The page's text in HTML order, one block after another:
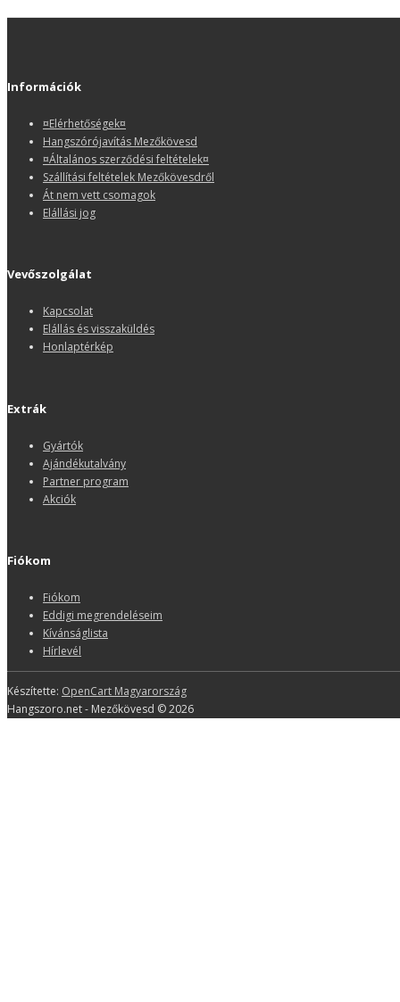
Információk
¤Elérhetőségek¤
Hangszórójavítás Mezőkövesd
¤Általános szerződési feltételek¤
Szállítási feltételek Mezőkövesdről
Át nem vett csomagok
Elállási jog
Vevőszolgálat
Kapcsolat
Elállás és visszaküldés
Honlaptérkép
Extrák
Gyártók
Ajándékutalvány
Partner program
Akciók
Fiókom
Fiókom
Eddigi megrendeléseim
Kívánságlista
Hírlevél
Készítette: OpenCart Magyarország
Hangszoro.net - Mezőkövesd © 2026